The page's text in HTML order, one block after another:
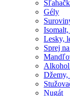
Gély
Lesky,
Sprej
Alkohol
Nugát